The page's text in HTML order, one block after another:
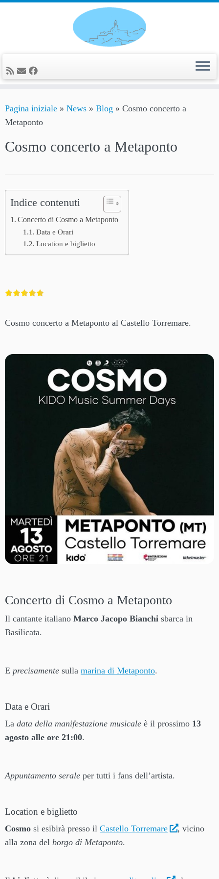
Pagina iniziale » News » Blog » Cosmo concerto a
Metaponto
Cosmo concerto a Metaponto
Indice contenuti
Concerto di Cosmo a Metaponto
Data e Orari
Location e biglietto
Cosmo concerto a Metaponto al Castello Torremare.
Concerto di Cosmo a Metaponto
Il cantante italiano Marco Jacopo Bianchi sbarca in
Basilicata.
E precisamente sulla marina di Metaponto.
Data e Orari
La data della manifestazione musicale è il prossimo 13
agosto alle ore 21:00.
Appuntamento serale per tutti i fans dell’artista.
Location e biglietto
Cosmo si esibirà presso il Castello Torremare
, vicino
alla zona del borgo di Metaponto.